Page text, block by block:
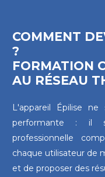
COMMENT
?
FORMATION
AU RÉSEAU
L'appareil Épilise
performante : il
professionnelle
chaque utilisateur de
et de proposer des